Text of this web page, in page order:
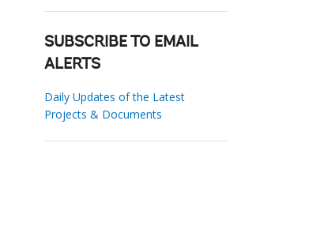
SUBSCRIBE TO EMAIL
ALERTS
Daily Updates of the Latest
Projects & Documents